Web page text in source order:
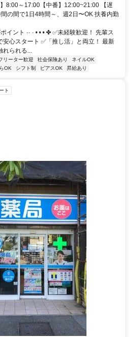
8:00～17:00【中番】12:00~21:00 【遅
の間で1日4時間～、週2日〜OK 扶養内勤
イント ·· · • • • ✤ ✅未経験歓迎！ 先輩ス
安心スタート ✅「推し活」と両立！ 最新
れられる...
リーター歓迎 社会保険あり
ネイルOK
OK シフト制 ピアスOK 昇給あり
ト